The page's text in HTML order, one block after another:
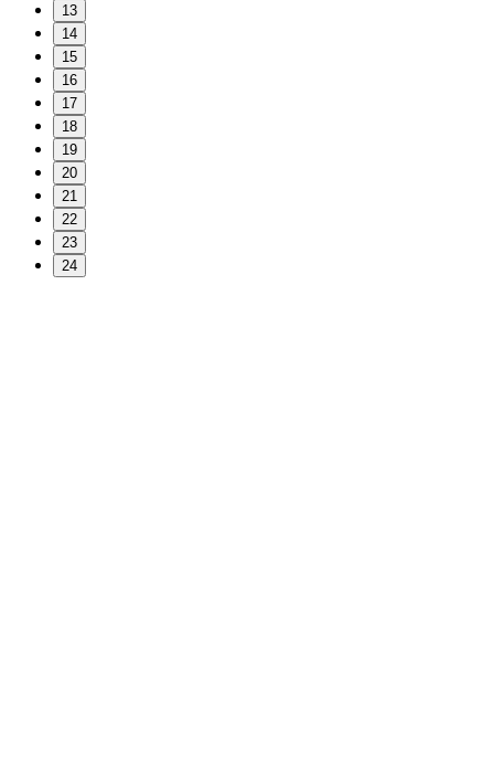
13
14
15
16
17
18
19
20
21
22
23
24